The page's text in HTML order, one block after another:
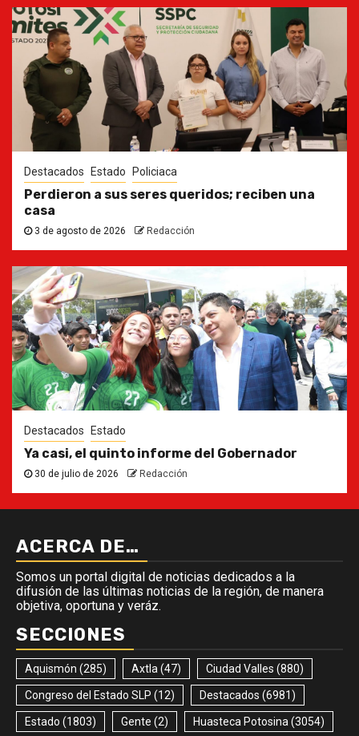
Destacados Estado Policiaca
Perdieron a sus seres queridos; reciben una
casa
3 de agosto de 2026 Redacción
Destacados Estado
Ya casi, el quinto informe del Gobernador
30 de julio de 2026 Redacción
ACERCA DE…
Somos un portal digital de noticias dedicados a la
difusión de las últimas noticias de la región, de manera
objetiva, oportuna y veráz.
SECCIONES
Aquismón (285) Axtla (47) Ciudad Valles (880)
Congreso del Estado SLP (12) Destacados (6981)
Estado (1803) Gente (2) Huasteca Potosina (3054)